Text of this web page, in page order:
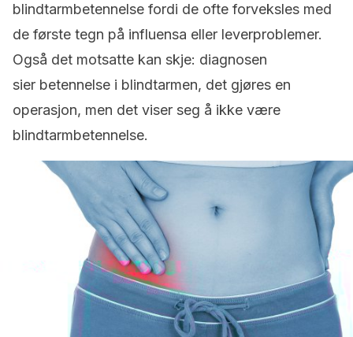
blindtarmbetennelse fordi de ofte forveksles med
de første tegn på influensa eller leverproblemer.
Også det motsatte kan skje: diagnosen
sier betennelse i blindtarmen, det gjøres en
operasjon, men det viser seg å ikke være
blindtarmbetennelse.